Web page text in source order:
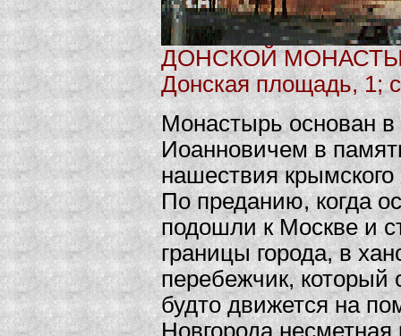
ДОНСКОЙ
Донская площадь, 1;
Монастырь основан
Иоанновичем в
нашествия
По преданию, когда
подошли к Москве и
границы города, в
перебежчик,
будто движется на
Новгорода